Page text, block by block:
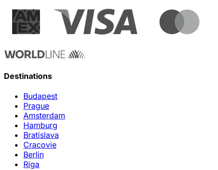
Destinations
Budapest
Prague
Amsterdam
Hamburg
Bratislava
Cracovie
Berlin
Riga